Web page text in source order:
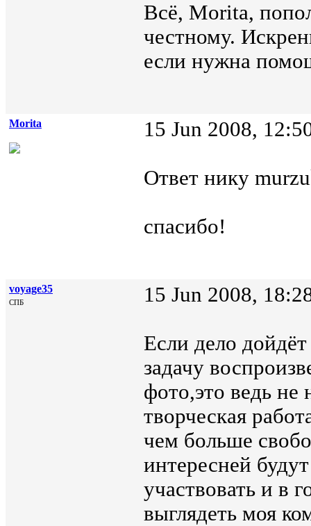
Всё, Morita,
честному.
если нужна
Morita 15 Jun 2008,
Ответ нику
спасибо!
voyage35
СПБ 15 Jun 2008,
Если дело
задачу
фото,это ведь не
творческая
чем больше
интересней
участвовать и в
выглядеть моя